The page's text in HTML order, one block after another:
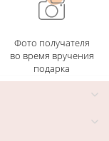
Фото получателя
во время вручения
подарка